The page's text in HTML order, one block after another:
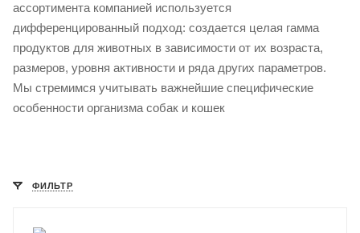
ассортимента компанией используется
дифференцированный подход: создается целая гамма
продуктов для животных в зависимости от их возраста,
размеров, уровня активности и ряда других параметров.
Мы стремимся учитывать важнейшие специфические
особенности организма собак и кошек
ФИЛЬТР